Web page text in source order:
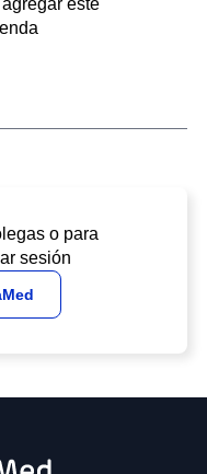
este
o para
sesión